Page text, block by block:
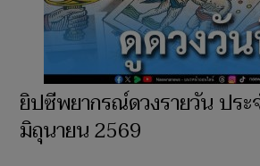
ยิปซีพยากรณ์ดวงรายวัน ปร
มิถุนายน 2569